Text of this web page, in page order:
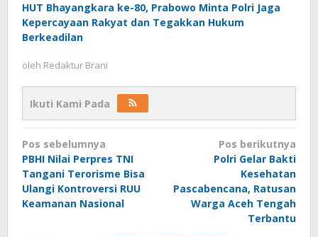
HUT Bhayangkara ke-80, Prabowo Minta Polri Jaga
Kepercayaan Rakyat dan Tegakkan Hukum
Berkeadilan
oleh Redaktur Brani
Ikuti Kami Pada
Navigasi
pos
Pos sebelumnya
PBHI Nilai Perpres TNI
Tangani Terorisme Bisa
Ulangi Kontroversi RUU
Keamanan Nasional
Pos berikutnya
Polri Gelar Bakti
Kesehatan
Pascabencana, Ratusan
Warga Aceh Tengah
Terbantu